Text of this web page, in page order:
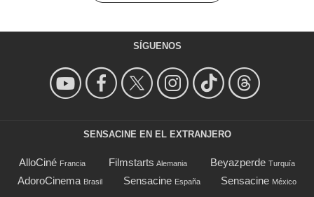
SÍGUENOS
SENSACINE EN EL EXTRANJERO
AlloCiné Francia Filmstarts Alemania Beyazperde Turquía
AdoroCinema Brasil Sensacine España Sensacine México